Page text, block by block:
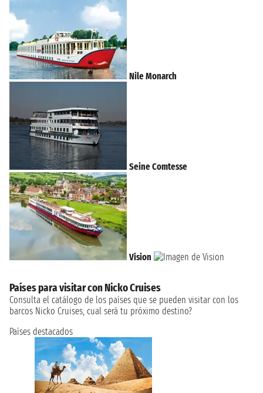
Nile Monarch
Seine Comtesse
Vision
Países para visitar con Nicko Cruises
Consulta el catálogo de los países que se pueden visitar con los
barcos Nicko Cruises, cual será tu próximo destino?
Países destacados